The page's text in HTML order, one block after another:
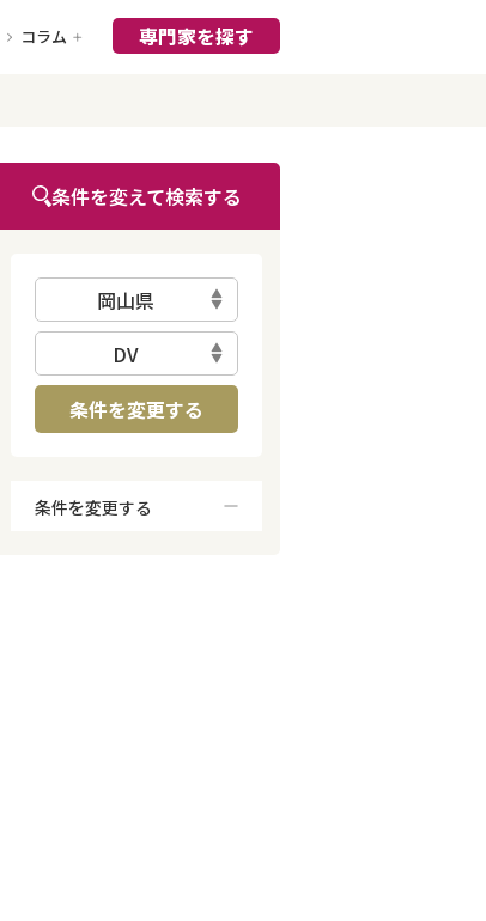
コラム 専門家を探す
条件を変えて検索する
岡山県
DV
条件を変更する
条件を変更する